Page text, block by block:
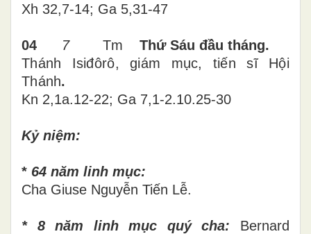
Xh 32,7-14; Ga 5,31-47
04 7Tm Thứ Sáu đầu tháng.
Thánh Isiđôrô, giám mục, tiến sĩ Hội
Thánh.
Kn 2,1a.12-22; Ga 7,1-2.10.25-30
Kỷ niệm:
* 64 năm linh mục:
Cha Giuse Nguyễn Tiến Lễ.
* 8 năm linh mục quý cha: Bernard